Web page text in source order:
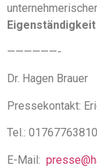
——————-
Dr. Hagen Brauer
Pressekontakt:
Tel.:
E-Mail: